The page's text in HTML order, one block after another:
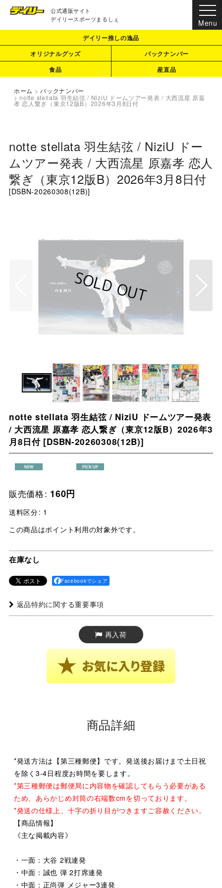
公式通販サイト
デイリースポーツまるしぇ
デイリー推しの逸品
オリジナルグッズ
バックナンバー
食品
産直品
ホーム > バックナンバー
> notte stellata 羽生結弦 / NiziU ドームツアー発表 / 大西流星 原嘉
孝 恋人繋ぎ（東京12版B）2026年3月8日付
notte stellata 羽生結弦 / NiziU ドー
ムツアー発表 / 大西流星 原嘉孝 恋人
繋ぎ（東京12版B）2026年3月8日付
[DSBN-20260308(12B)]
notte stellata 羽生結弦 / NiziU ドームツアー発表
/ 大西流星 原嘉孝 恋人繋ぎ（東京12版B）2026年3
月8日付 [DSBN-20260308(12B)]
販売価格: 160円
送料区分: 1
この商品はポイント利用の対象外です。
在庫なし
Facebookでシェア
返品特約に関する重要事項
再入荷
商品詳細
*発送方法は【第三種郵便】です。発送後お届けまで土日祝
を除く3-4日程度お時間を要します。
*第三種郵便は郵便局に内容物を確認してもらう必要がある
ため、あらかじめ封筒の右端数cmを切っております。
*発送の仕様上、十字の折り目がつきますご容赦ください。
【商品情報】
《主な掲載内容》
・一面：大谷 2戦連発
・中面：誠也 弾 2打席連発
・中面：正尚弾 メジャー3連発